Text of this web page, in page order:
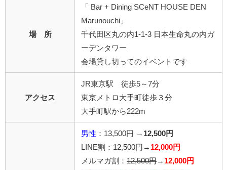
場 所
「 Bar + Dining SCeNT HOUSE DEN
Marunouchi」
千代田区丸の内1-1-3 日本生命丸の内ガ
ーデンタワー
会場貸し切ってのイベントです
アクセス
JR東京駅 徒歩5～7分
東京メトロ大手町徒歩３分
大手町駅から222m
男性 ：13,500円 → 12,500円
LINE割： 12,500円→12,000円
メルマガ割： 12,500円 → 12,000円